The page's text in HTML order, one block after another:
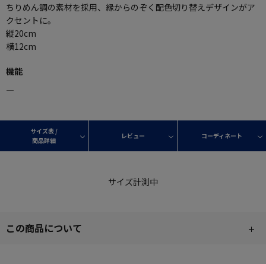
ちりめん調の素材を採用、縁からのぞく配色切り替えデザインがア
クセントに。
縦20cm
横12cm
機能
―
サイズ表 /
商品詳細
レビュー コーディネート
サイズ計測中
この商品について